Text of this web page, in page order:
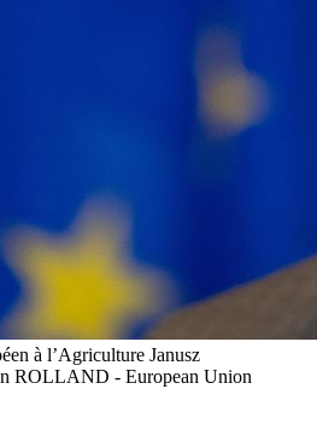
à l’Agriculture Janusz
ROLLAND - European Union